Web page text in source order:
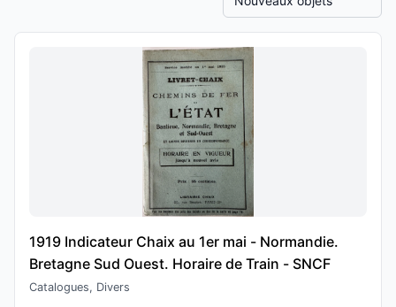
Trier les produits
1919 Indicateur Chaix au 1er mai - Normandie.
Bretagne Sud Ouest. Horaire de Train - SNCF
Catalogues, Divers